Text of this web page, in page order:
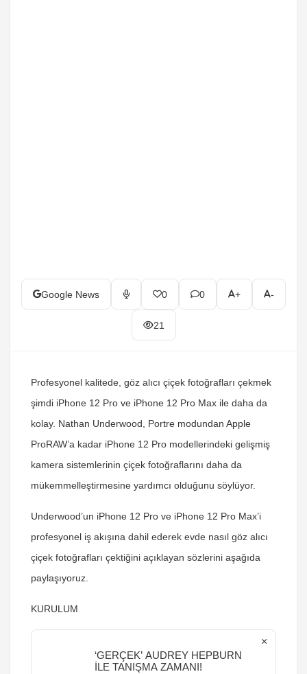
Google News 0 0 + -
21
Profesyonel kalitede, göz alıcı çiçek fotoğrafları çekmek
şimdi iPhone 12 Pro ve iPhone 12 Pro Max ile daha da
kolay. Nathan Underwood, Portre modundan Apple
ProRAW’a kadar iPhone 12 Pro modellerindeki gelişmiş
kamera sistemlerinin çiçek fotoğraflarını daha da
mükemmelleştirmesine yardımcı olduğunu söylüyor.
Underwood’un iPhone 12 Pro ve iPhone 12 Pro Max’i
profesyonel iş akışına dahil ederek evde nasıl göz alıcı
çiçek fotoğrafları çektiğini açıklayan sözlerini aşağıda
paylaşıyoruz.
KURULUM
‘GERÇEK’ AUDREY HEPBURN
İLE TANIŞMA ZAMANI!
×